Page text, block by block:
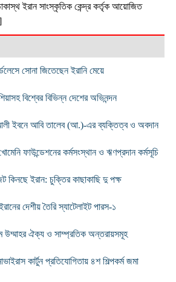
ইরান সাংস্কৃতিক কেন্দ্র কর্তৃক আয়োজিত
সোনা জিতেছেন ইরানি মেয়ে
বিশ্বের বিভিন্ন দেশের অভিনন্দন
ইবনে আবি তালেব (আ.)-এর ব্যক্তিত্ব ও অবদান
ফাউন্ডেশনের কর্মসংস্থান ও ঋণপ্রদান কর্মসূচি
কিনছে ইরান: চুক্তির কাছাকাছি দু পক্ষ
দেশীয় তৈরি স্যাটেলাইট পারস-১
ঐক্য ও সাম্প্রতিক অন্তরায়সমূহ
কার্টুন প্রতিযোগিতায় ৪শ শিল্পকর্ম জমা